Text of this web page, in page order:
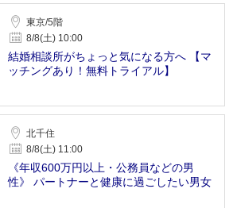
東京/5階
8/8(土) 10:00
結婚相談所がちょっと気になる方へ 【マ
ッチングあり！無料トライアル】
北千住
8/8(土) 11:00
《年収600万円以上・公務員などの男
性》 パートナーと健康に過ごしたい男女